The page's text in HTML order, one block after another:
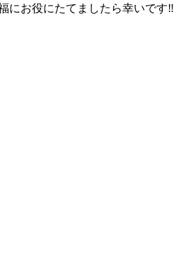
にお役にたてましたら幸いです‼